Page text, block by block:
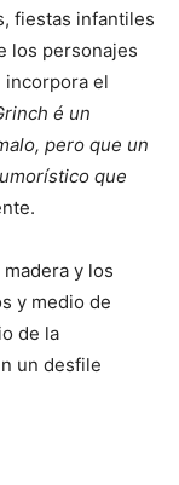
fiestas infantiles
los personajes
incorpora el
é un
pero que un
que
y los
y medio de
de la
un desfile